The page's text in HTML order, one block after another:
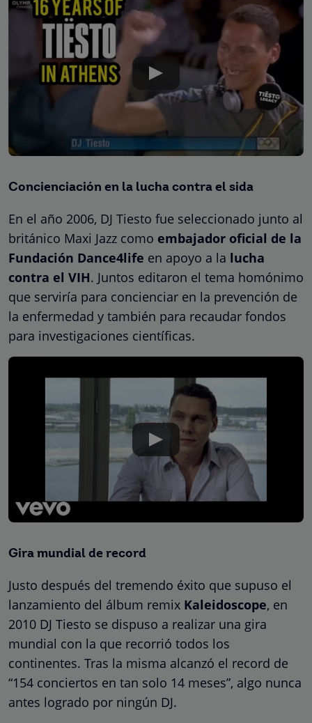
Concienciación en la lucha contra el sida
En el año 2006, DJ Tiesto fue seleccionado junto al
británico Maxi Jazz como embajador oficial de la
Fundación Dance4life en apoyo a la lucha
contra el VIH. Juntos editaron el tema homónimo
que serviría para concienciar en la prevención de
la enfermedad y también para recaudar fondos
para investigaciones científicas.
Gira mundial de record
Justo después del tremendo éxito que supuso el
lanzamiento del álbum remix Kaleidoscope, en
2010 DJ Tiesto se dispuso a realizar una gira
mundial con la que recorrió todos los
continentes. Tras la misma alcanzó el record de
“154 conciertos en tan solo 14 meses”, algo nunca
antes logrado por ningún DJ.